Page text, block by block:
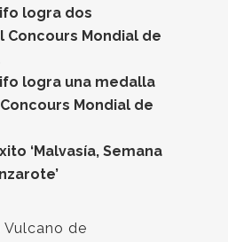
logra dos
Concours Mondial de
logra una medalla
Mondial de
‘Malvasía, Semana
Vulcano de